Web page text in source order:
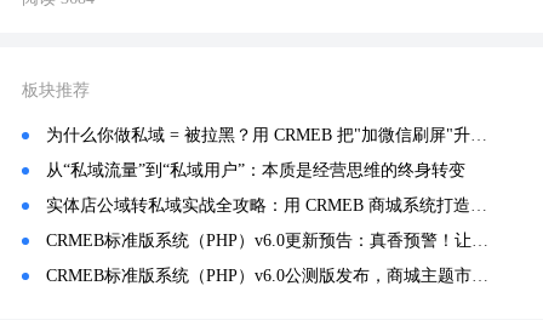
板块推荐
为什么你做私域 = 被拉黑？用 CRMEB 把"加微信刷屏"升级成真正赚钱的私域闭环（5个实操方法）
从“私域流量”到“私域用户”：本质是经营思维的终身转变
实体店公域转私域实战全攻略：用 CRMEB 商城系统打造闭环增长
CRMEB标准版系统（PHP）v6.0更新预告：真香预警！让商城主题装修像PS一样自由！
CRMEB标准版系统（PHP）v6.0公测版发布，商城主题市场上线~